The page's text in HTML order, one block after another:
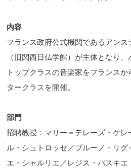
内容
フランス政府公式機関であるアン
（旧関西日仏学館）が主体となり
トップクラスの音楽家をフランス
タークラスを開催。
部門
招聘教授：マリー＝テレーズ・ケ
ル・シュトロッセ／ブルーノ・リグ
エ・シャルリエ／レジス・パスキ